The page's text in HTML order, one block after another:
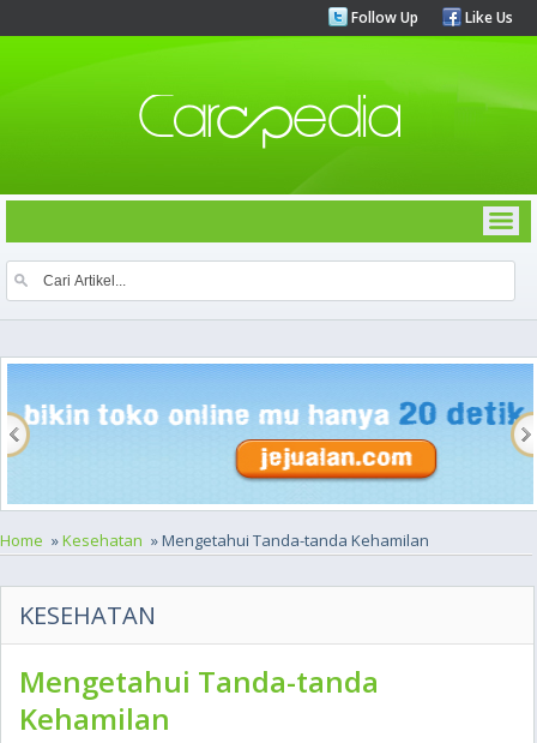
Follow Up Like Us
Home »Kesehatan » Mengetahui Tanda-tanda Kehamilan
KESEHATAN
Mengetahui Tanda-tanda
Kehamilan